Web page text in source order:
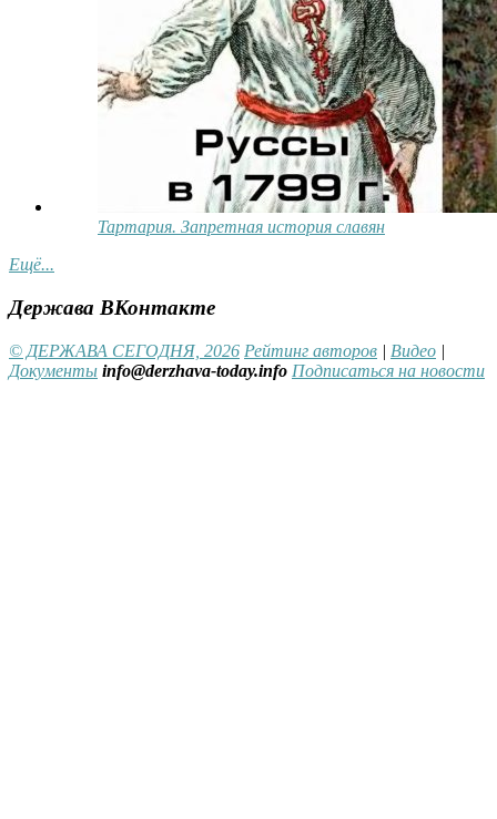
Тартария. Запретная история славян
Ещё...
Держава ВКонтакте
© ДЕРЖАВА СЕГОДНЯ, 2026 Рейтинг авторов | Видео |
Документы info@derzhava-today.info Подписаться на новости